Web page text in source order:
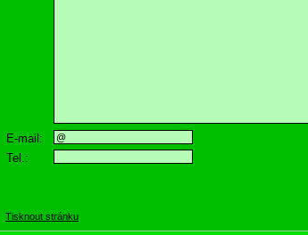
E-mail:
Tel.:
Tisknout stránku